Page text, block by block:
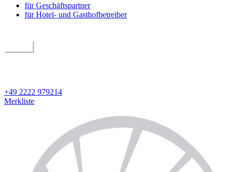
für Geschäftspartner
für Hotel- und Gasthofbetreiber
+49 2222 979214
Merkliste